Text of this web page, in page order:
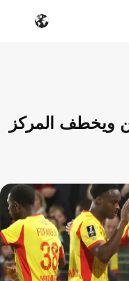
ويخطف المركز